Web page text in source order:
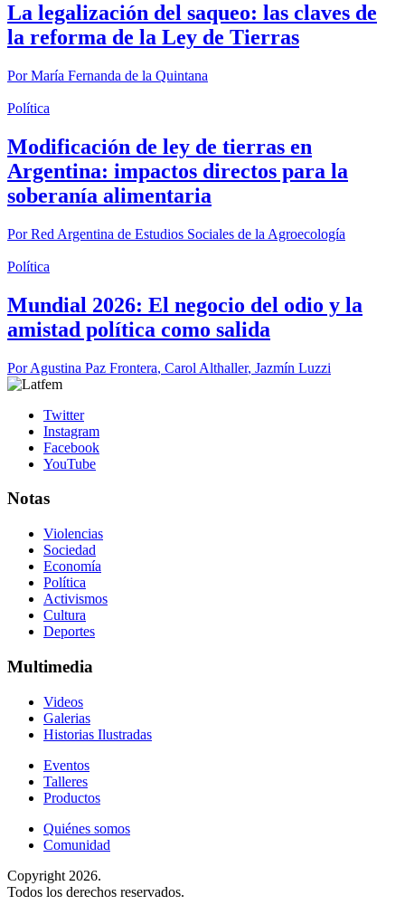
La legalización del saqueo: las claves de
la reforma de la Ley de Tierras
PorMaría Fernanda de la Quintana
Política
Modificación de ley de tierras en
Argentina: impactos directos para la
soberanía alimentaria
PorRed Argentina de Estudios Sociales de la Agroecología
Política
Mundial 2026: El negocio del odio y la
amistad política como salida
PorAgustina Paz Frontera, Carol Althaller, Jazmín Luzzi
Twitter
Instagram
Facebook
YouTube
Notas
Violencias
Sociedad
Economía
Política
Activismos
Cultura
Deportes
Multimedia
Videos
Galerias
Historias Ilustradas
Eventos
Talleres
Productos
Quiénes somos
Comunidad
Copyright 2026.
Todos los derechos reservados.